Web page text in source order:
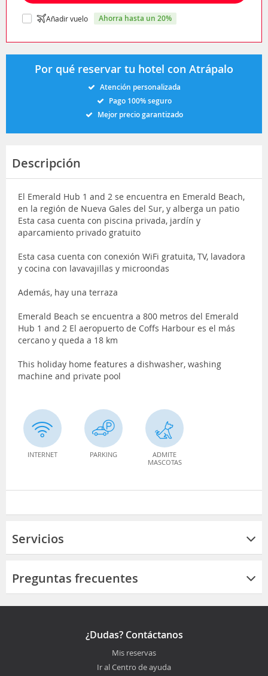
Añadir vuelo ahorra hasta un 20%
Por qué reservar tu hotel con Atrápalo
Atención personalizada
Pago 100% seguro
Mejor precio garantizado
Descripción
El Emerald Hub 1 and 2 se encuentra en Emerald Beach,
en la región de Nueva Gales del Sur, y alberga un patio
Esta casa cuenta con piscina privada, jardín y
aparcamiento privado gratuito
Esta casa cuenta con conexión WiFi gratuita, TV, lavadora
y cocina con lavavajillas y microondas
Además, hay una terraza
Emerald Beach se encuentra a 800 metros del Emerald
Hub 1 and 2 El aeropuerto de Coffs Harbour es el más
cercano y queda a 18 km
This holiday home features a dishwasher, washing
machine and private pool
INTERNET PARKING
ADMITE
MASCOTAS
Servicios
Preguntas frecuentes
¿Dudas? Contáctanos
Mis reservas
Ir al Centro de ayuda